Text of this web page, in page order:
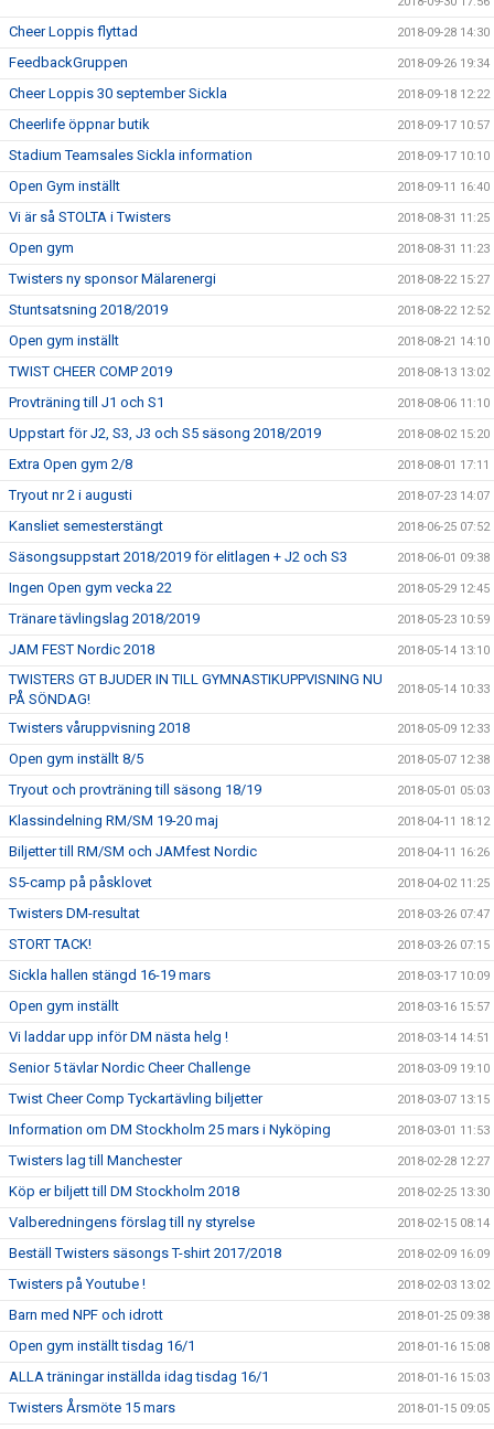
Cheer Loppis flyttad 2018-09-28 14:30
FeedbackGruppen 2018-09-26 19:34
Cheer Loppis 30 september Sickla 2018-09-18 12:22
Cheerlife öppnar butik 2018-09-17 10:57
Stadium Teamsales Sickla information 2018-09-17 10:10
Open Gym inställt 2018-09-11 16:40
Vi är så STOLTA i Twisters 2018-08-31 11:25
Open gym 2018-08-31 11:23
Twisters ny sponsor Mälarenergi 2018-08-22 15:27
Stuntsatsning 2018/2019 2018-08-22 12:52
Open gym inställt 2018-08-21 14:10
TWIST CHEER COMP 2019 2018-08-13 13:02
Provträning till J1 och S1 2018-08-06 11:10
Uppstart för J2, S3, J3 och S5 säsong 2018/2019 2018-08-02 15:20
Extra Open gym 2/8 2018-08-01 17:11
Tryout nr 2 i augusti 2018-07-23 14:07
Kansliet semesterstängt 2018-06-25 07:52
Säsongsuppstart 2018/2019 för elitlagen + J2 och S3 2018-06-01 09:38
Ingen Open gym vecka 22 2018-05-29 12:45
Tränare tävlingslag 2018/2019 2018-05-23 10:59
JAM FEST Nordic 2018 2018-05-14 13:10
TWISTERS GT BJUDER IN TILL GYMNASTIKUPPVISNING NU
PÅ SÖNDAG!
2018-05-14 10:33
Twisters våruppvisning 2018 2018-05-09 12:33
Open gym inställt 8/5 2018-05-07 12:38
Tryout och provträning till säsong 18/19 2018-05-01 05:03
Klassindelning RM/SM 19-20 maj 2018-04-11 18:12
Biljetter till RM/SM och JAMfest Nordic 2018-04-11 16:26
S5-camp på påsklovet 2018-04-02 11:25
Twisters DM-resultat 2018-03-26 07:47
STORT TACK! 2018-03-26 07:15
Sickla hallen stängd 16-19 mars 2018-03-17 10:09
Open gym inställt 2018-03-16 15:57
Vi laddar upp inför DM nästa helg ! 2018-03-14 14:51
Senior 5 tävlar Nordic Cheer Challenge 2018-03-09 19:10
Twist Cheer Comp Tyckartävling biljetter 2018-03-07 13:15
Information om DM Stockholm 25 mars i Nyköping 2018-03-01 11:53
Twisters lag till Manchester 2018-02-28 12:27
Köp er biljett till DM Stockholm 2018 2018-02-25 13:30
Valberedningens förslag till ny styrelse 2018-02-15 08:14
Beställ Twisters säsongs T-shirt 2017/2018 2018-02-09 16:09
Twisters på Youtube ! 2018-02-03 13:02
Barn med NPF och idrott 2018-01-25 09:38
Open gym inställt tisdag 16/1 2018-01-16 15:08
ALLA träningar inställda idag tisdag 16/1 2018-01-16 15:03
Twisters Årsmöte 15 mars 2018-01-15 09:05